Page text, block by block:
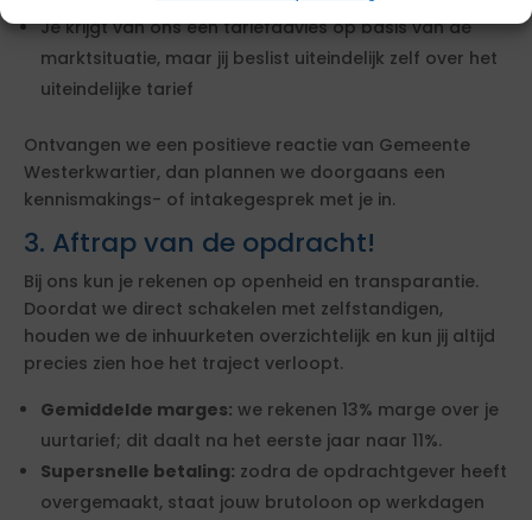
Je krijgt van ons een tariefadvies op basis van de
marktsituatie, maar jij beslist uiteindelijk zelf over het
uiteindelijke tarief
Ontvangen we een positieve reactie van Gemeente
Westerkwartier, dan plannen we doorgaans een
kennismakings- of intakegesprek met je in.
3. Aftrap van de opdracht!
Bij ons kun je rekenen op openheid en transparantie.
Doordat we direct schakelen met zelfstandigen,
houden we de inhuurketen overzichtelijk en kun jij altijd
precies zien hoe het traject verloopt.
Gemiddelde marges: we rekenen 13% marge over je
uurtarief; dit daalt na het eerste jaar naar 11%.
Supersnelle betaling: zodra de opdrachtgever heeft
overgemaakt, staat jouw brutoloon op werkdagen